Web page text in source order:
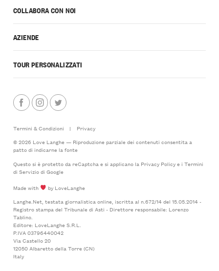
COLLABORA CON NOI
AZIENDE
TOUR PERSONALIZZATI
Termini & Condizioni |
Privacy
© 2026 Love Langhe — Riproduzione parziale dei contenuti consentita a
patto di indicarne la fonte
Questo si è protetto da reCaptcha e si applicano la Privacy Policye i Termini
di Serviziodi Google
Made with
by LoveLanghe
Langhe.Net, testata giornalistica online, iscritta al n.672/14 del 15.05.2014 -
Registro stampa del Tribunale di Asti - Direttore responsabile: Lorenzo
Tablino.
Editore: LoveLanghe S.R.L.
P.IVA 03796440042
Via Castello 20
12050 Albaretto della Torre (CN)
Italy